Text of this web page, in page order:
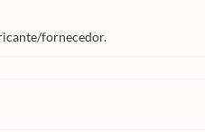
fornecedor.